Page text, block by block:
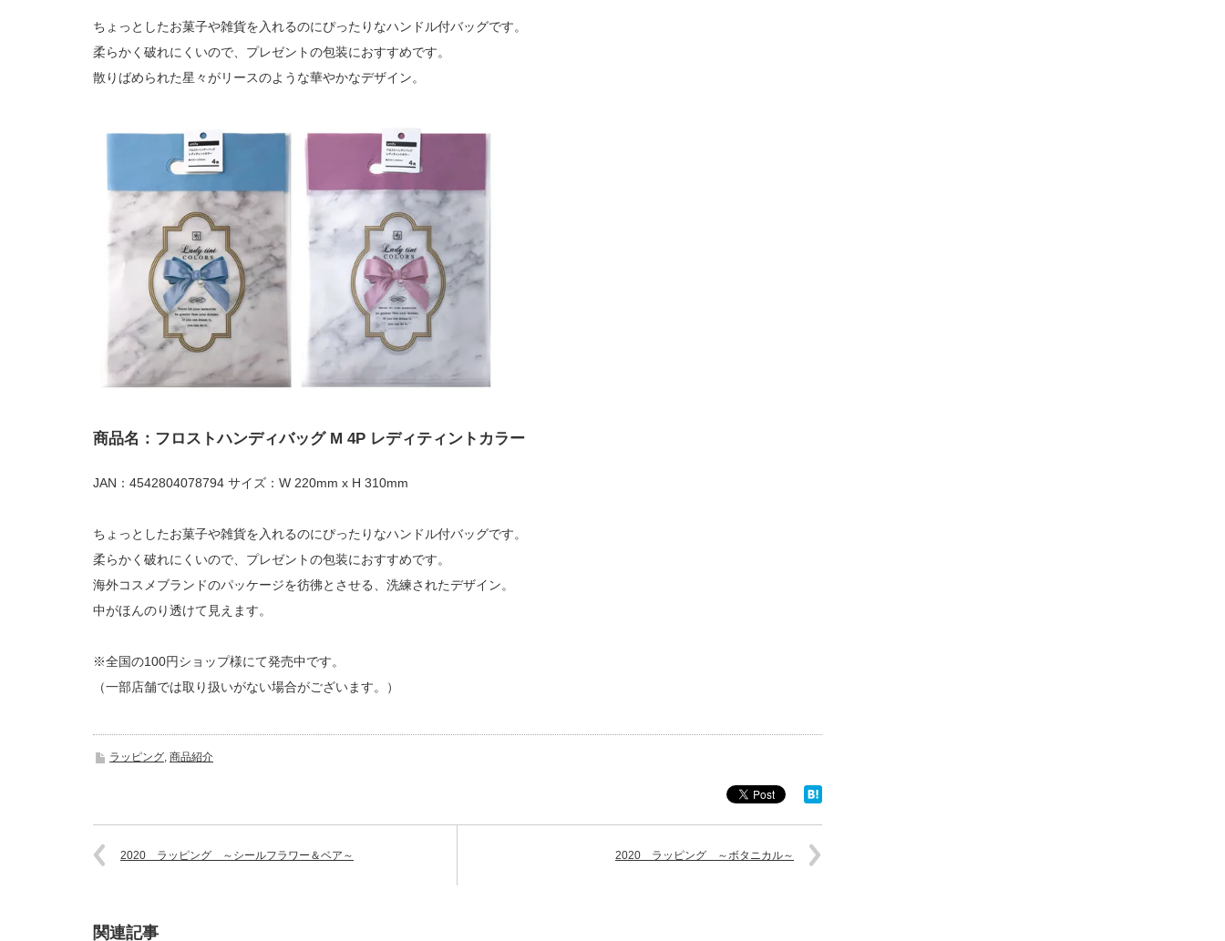
ちょっとしたお菓子や雑貨を入れるのにぴったりなハンドル付バッグです。
柔らかく破れにくいので、プレゼントの包装におすすめです。
散りばめられた星々がリースのような華やかなデザイン。
商品名：フロストハンディバッグ M 4P レディティントカラー
JAN：4542804078794 サイズ：W 220mm x H 310mm
ちょっとしたお菓子や雑貨を入れるのにぴったりなハンドル付バッグです。
柔らかく破れにくいので、プレゼントの包装におすすめです。
海外コスメブランドのパッケージを彷彿とさせる、洗練されたデザイン。
中がほんのり透けて見えます。
※全国の100円ショップ様にて発売中です。
（一部店舗では取り扱いがない場合がございます。）
ラッピング, 商品紹介
2020 ラッピング ～シールフラワー＆ベア～ 2020 ラッピング ～ボタニカル～
関連記事